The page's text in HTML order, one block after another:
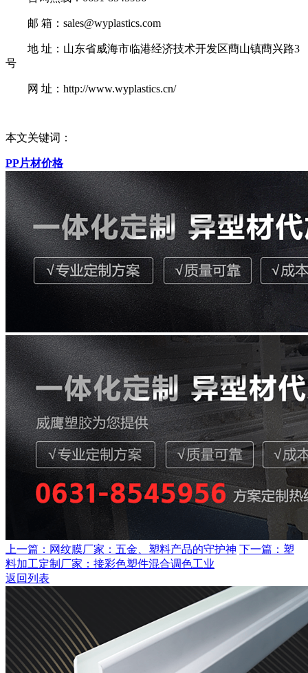
邮 箱：sales@wyplastics.com
地 址：山东省威海市临港经济技术开发区蔄山镇蔄兴路3
号
网 址：http://www.wyplastics.cn/
本文关键词：
PP片材价格
上一篇：网纹膜厂家：五金、塑料产品的守护神 下一篇：塑
料加工定制厂家：接彩色塑件混合调色工业
返回列表